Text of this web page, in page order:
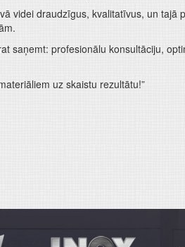
videi draudzīgus, kvalitatīvus, un
saņemt: profesionālu konsultāciju,
uz skaistu rezultātu!”